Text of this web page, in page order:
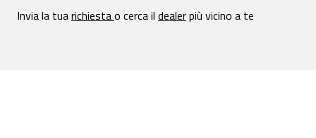
Invia la tuarichiestao cerca il dealerpiù vicino a te